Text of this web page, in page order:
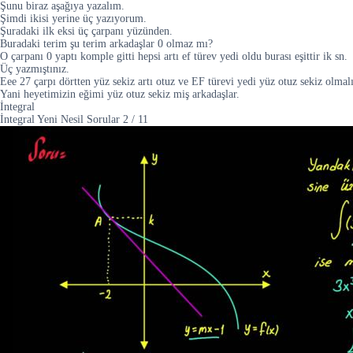
Şunu biraz aşağıya yazalım.
Şimdi ikisi yerine üç yazıyorum.
Şuradaki ilk eksi üç çarpanı yüzünden.
Buradaki terim şu terim arkadaşlar 0 olmaz mı?
O çarpanı 0 yaptı komple gitti hepsi artı ef türev yedi oldu burası eşittir ik sn.
Üç yazmıştınız.
Eee 27 çarpı dörtten yüz sekiz artı otuz ve EF türevi yedi yüz otuz sekiz
Yani heyetimizin eğimi yüz otuz sekiz miş arkadaşlar.
İntegral
İntegral Yeni Nesil Sorular 2 / 11